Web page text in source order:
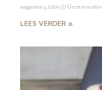
augustus 3, 2026 Geen reacties
LEES VERDER »